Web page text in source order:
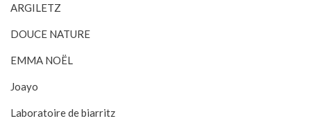
ARGILETZ
DOUCE NATURE
EMMA NOËL
Joayo
Laboratoire de biarritz